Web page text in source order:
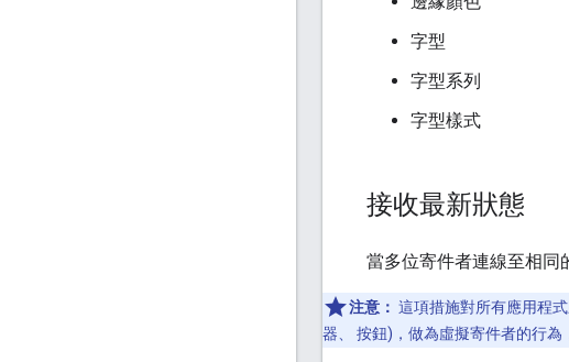
字型
字型系列
字型樣式
接收最新狀態
當多位寄件者連線至相同
注意： 這項措施對所有應用程
器、 按鈕)，做為虛擬寄件者的行為